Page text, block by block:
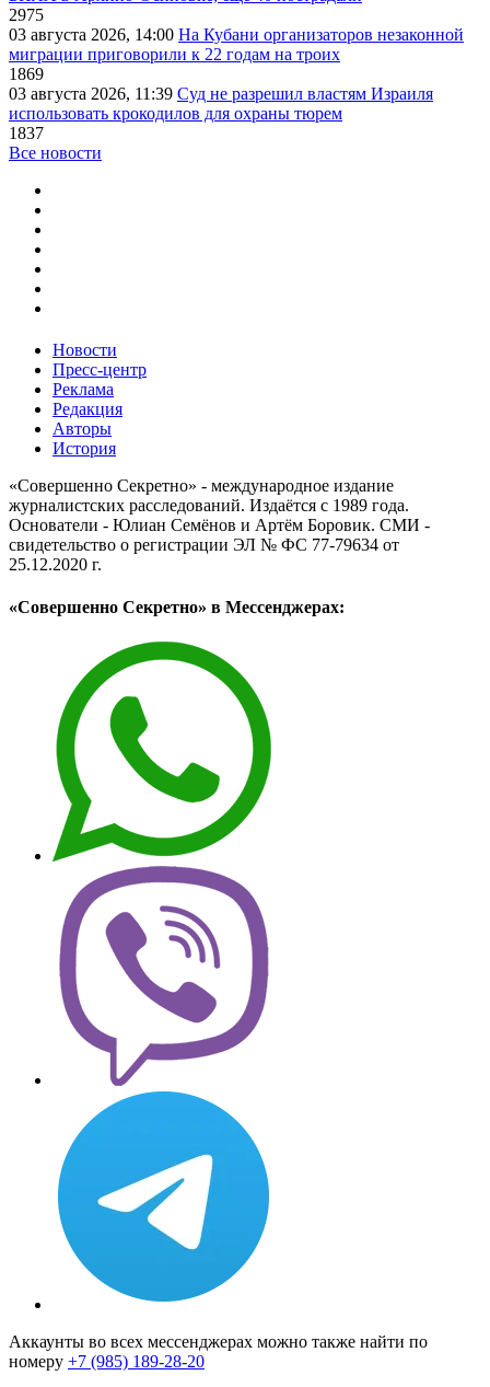
2975
03 августа 2026, 14:00 На Кубани организаторов незаконной
миграции приговорили к 22 годам на троих
1869
03 августа 2026, 11:39 Суд не разрешил властям Израиля
использовать крокодилов для охраны тюрем
1837
Все новости
Новости
Пресс-центр
Реклама
Редакция
Авторы
История
«Совершенно Секретно» - международное издание
журналистских расследований. Издаётся с 1989 года.
Основатели - Юлиан Семёнов и Артём Боровик. CМИ -
свидетельство о регистрации ЭЛ № ФС 77-79634 от
25.12.2020 г.
«Совершенно Секретно» в Мессенджерах:
Аккаунты во всех мессенджерах можно также найти по
номеру +7 (985) 189-28-20